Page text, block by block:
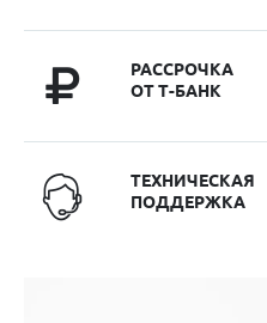
РАССРОЧКА
ОТ Т-БАНК
ТЕХНИЧЕСКАЯ
ПОДДЕРЖКА